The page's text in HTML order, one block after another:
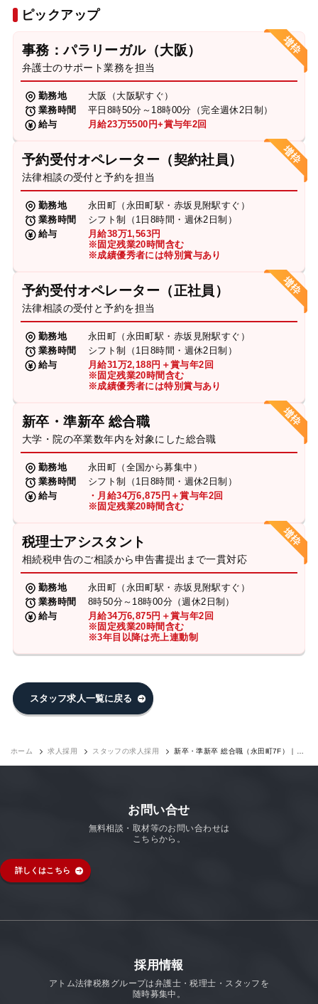
ピックアップ
事務：パラリーガル（大阪）
弁護士のサポート業務を担当
勤務地
大阪（大阪駅すぐ）
業務時間
平日8時50分～18時00分（完全週休2日制）
給与
月給23万5500円+賞与年2回
予約受付オペレーター（契約社員）
法律相談の受付と予約を担当
勤務地
永田町（永田町駅・赤坂見附駅すぐ）
業務時間
シフト制（1日8時間・週休2日制）
給与
月給38万1,563円
※固定残業20時間含む
※成績優秀者には特別賞与あり
予約受付オペレーター（正社員）
法律相談の受付と予約を担当
勤務地
永田町（永田町駅・赤坂見附駅すぐ）
業務時間
シフト制（1日8時間・週休2日制）
給与
月給31万2,188円＋賞与年2回
※固定残業20時間含む
※成績優秀者には特別賞与あり
新卒・準新卒 総合職
大学・院の卒業数年内を対象にした総合職
勤務地
永田町（全国から募集中）
業務時間
シフト制（1日8時間・週休2日制）
給与
・月給34万6,875円＋賞与年2回
※固定残業20時間含む
税理士アシスタント
相続税申告のご相談から申告書提出まで一貫対応
勤務地
永田町（永田町駅・赤坂見附駅すぐ）
業務時間
8時50分～18時00分（週休2日制）
給与
月給34万6,875円＋賞与年2回
※固定残業20時間含む
※3年目以降は売上連動制
スタッフ求人一覧に戻る
ホーム 求人採用 スタッフの求人採用
新卒・準新卒 総合職（永田町7F）｜求
お問い合せ
無料相談・取材等のお問い合わせは
こちらから。
詳しくはこちら
採用情報
アトム法律税務グループは弁護士・税理士・スタッフを
随時募集中。